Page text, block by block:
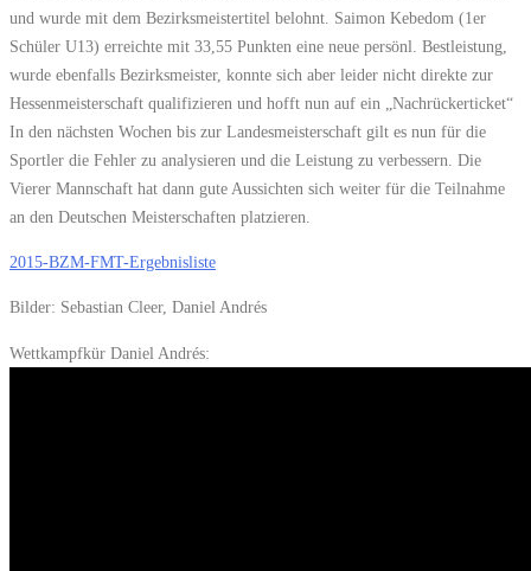
und wurde mit dem Bezirksmeistertitel belohnt. Saimon Kebedom (1er
Schüler U13) erreichte mit 33,55 Punkten eine neue persönl. Bestleistung,
wurde ebenfalls Bezirksmeister, konnte sich aber leider nicht direkte zur
Hessenmeisterschaft qualifizieren und hofft nun auf ein „Nachrückerticket“
In den nächsten Wochen bis zur Landesmeisterschaft gilt es nun für die
Sportler die Fehler zu analysieren und die Leistung zu verbessern. Die
Vierer Mannschaft hat dann gute Aussichten sich weiter für die Teilnahme
an den Deutschen Meisterschaften platzieren.
2015-BZM-FMT-Ergebnisliste
Bilder: Sebastian Cleer, Daniel Andrés
Wettkampfkür Daniel Andrés: